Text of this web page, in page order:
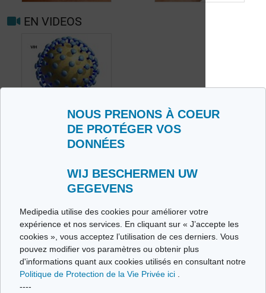
NOUS PRENONS À COEUR
DE PROTÉGER VOS
DONNÉES
WIJ BESCHERMEN UW
GEGEVENS
Medipedia utilise des cookies pour améliorer votre
expérience et nos services. En cliquant sur « J’accepte les
cookies », vous acceptez l’utilisation de ces derniers. Vous
pouvez modifier vos paramètres ou obtenir plus
d'informations quant aux cookies utilisés en consultant notre
Politique de Protection de la Vie Privée ici
----
La compliance au
traitement contre le
SIDA
EN VIDEOS
Le cycle viral du
LIENS
Plate-Forme Prévention Sida